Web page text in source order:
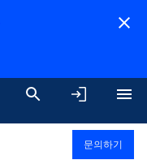
문의하기